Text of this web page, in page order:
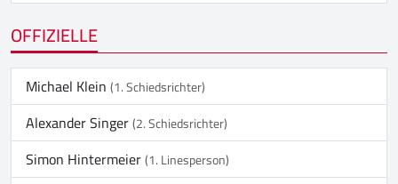
OFFIZIELLE
Michael Klein(1. Schiedsrichter)
Alexander Singer(2. Schiedsrichter)
Simon Hintermeier(1. Linesperson)